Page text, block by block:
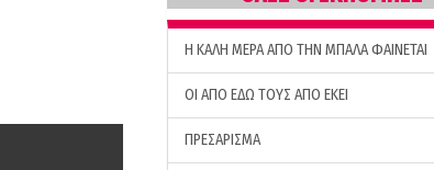
H ΚΑΛΗ ΜΕΡΑ ΑΠΟ ΤΗΝ ΜΠΑΛΑ ΦΑΙΝΕΤΑΙ
ΟΙ ΑΠΟ ΕΔΩ ΤΟΥΣ ΑΠΟ ΕΚΕΙ
ΠΡΕΣΑΡΙΣΜΑ